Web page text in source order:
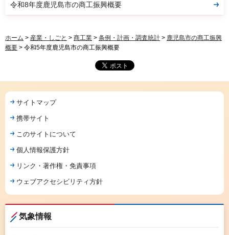
令和8年度鹿児島市の商工振興概要
ホーム > 産業・しごと > 商工業 > 条例・計画・調査統計 > 鹿児島市の商工振興
概要 > 令和5年度鹿児島市の商工振興概要
サイトマップ
携帯サイト
このサイトについて
個人情報保護方針
リンク・著作権・免責事項
ウェブアクセシビリティ方針
気象情報